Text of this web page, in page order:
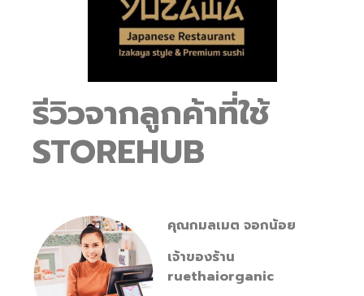
รีวิวจากลูกค้าที่ใช้
STOREHUB
คุณกมลเมต จอกน้อย
เจ้าของร้าน
ruethaiorganic